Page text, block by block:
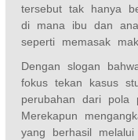
tersebut tak hanya
di mana ibu dan
seperti memasak
Dengan slogan
fokus tekan kasus
perubahan dari pola
Merekapun
yang berhasil